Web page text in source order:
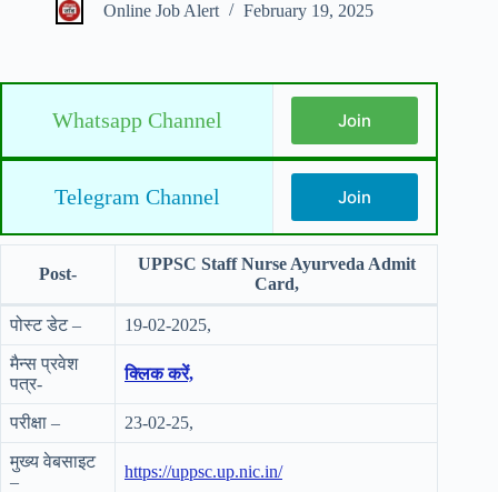
Online Job Alert February 19, 2025
Whatsapp Channel Join
Telegram Channel Join
Post-
UPPSC Staff Nurse Ayurveda Admit
Card,
पोस्ट डेट – 19-02-2025,
मैन्स प्रवेश
पत्र-
क्लिक करें,
परीक्षा – 23-02-25,
मुख्य वेबसाइट
–
https://uppsc.up.nic.in/